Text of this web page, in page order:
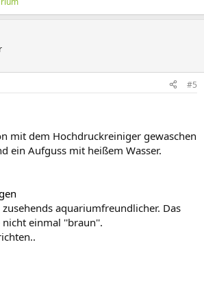
#5
mit dem Hochdruckreiniger gewaschen
ein Aufguss mit heißem Wasser.
aquariumfreundlicher. Das
einmal ''braun''.